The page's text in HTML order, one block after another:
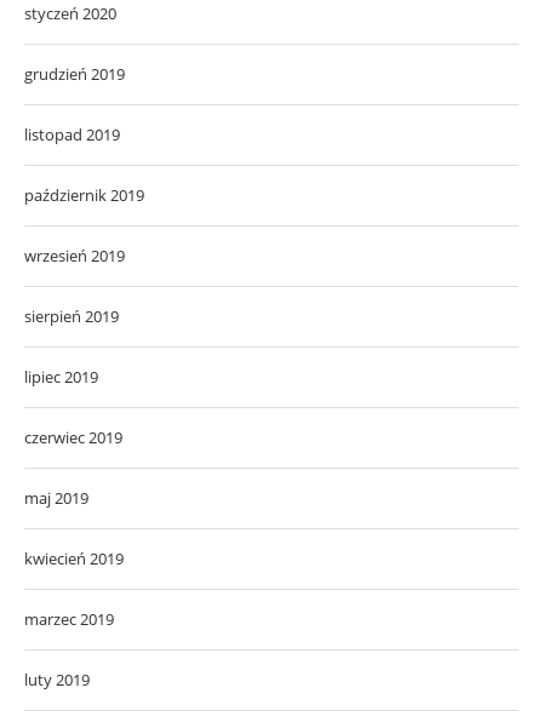
styczeń 2020
grudzień 2019
listopad 2019
październik 2019
wrzesień 2019
sierpień 2019
lipiec 2019
czerwiec 2019
maj 2019
kwiecień 2019
marzec 2019
luty 2019